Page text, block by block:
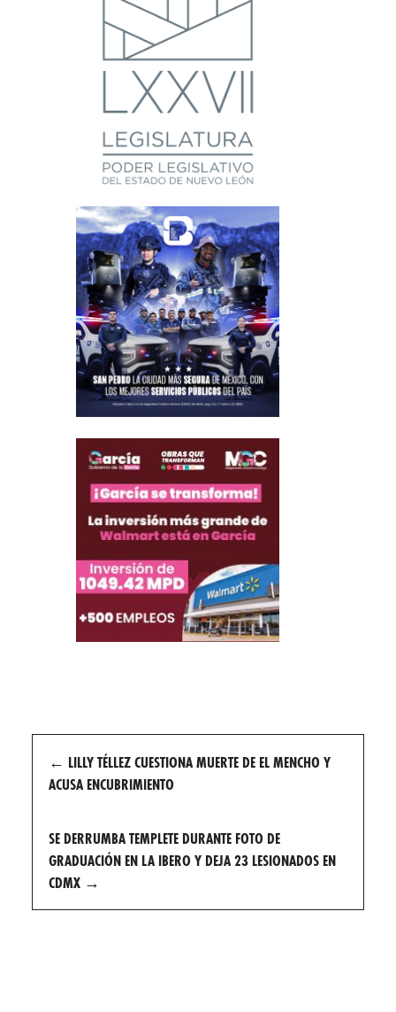
Post
navigation
← LILLY TÉLLEZ CUESTIONA MUERTE DE EL MENCHO Y
ACUSA ENCUBRIMIENTO
SE DERRUMBA TEMPLETE DURANTE FOTO DE
GRADUACIÓN EN LA IBERO Y DEJA 23 LESIONADOS EN
CDMX →